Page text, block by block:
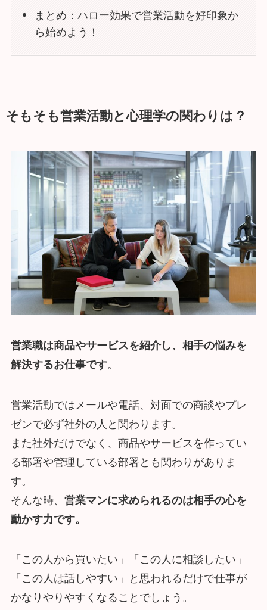
まとめ：ハロー効果で営業活動を好印象か
ら始めよう！
そもそも営業活動と心理学の関わりは？
営業職は商品やサービスを紹介し、相手の悩みを
解決するお仕事です。
営業活動ではメールや電話、対面での商談やプレ
ゼンで必ず社外の人と関わります。
また社外だけでなく、商品やサービスを作ってい
る部署や管理している部署とも関わりがありま
す。
そんな時、 営業マンに求められるのは相手の心を
動かす力です。
「この人から買いたい」「この人に相談したい」
「この人は話しやすい」と思われるだけで仕事が
かなりやりやすくなることでしょう。